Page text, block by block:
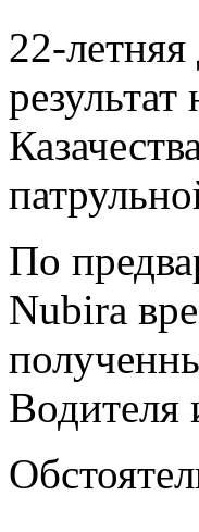
22-
По
Nubira
Водителя